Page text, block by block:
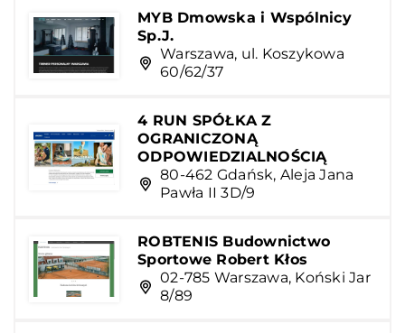
MYB Dmowska i Wspólnicy
Sp.J.
Warszawa, ul. Koszykowa
60/62/37
4 RUN SPÓŁKA Z
OGRANICZONĄ
ODPOWIEDZIALNOŚCIĄ
80-462 Gdańsk, Aleja Jana
Pawła II 3D/9
ROBTENIS Budownictwo
Sportowe Robert Kłos
02-785 Warszawa, Koński Jar
8/89